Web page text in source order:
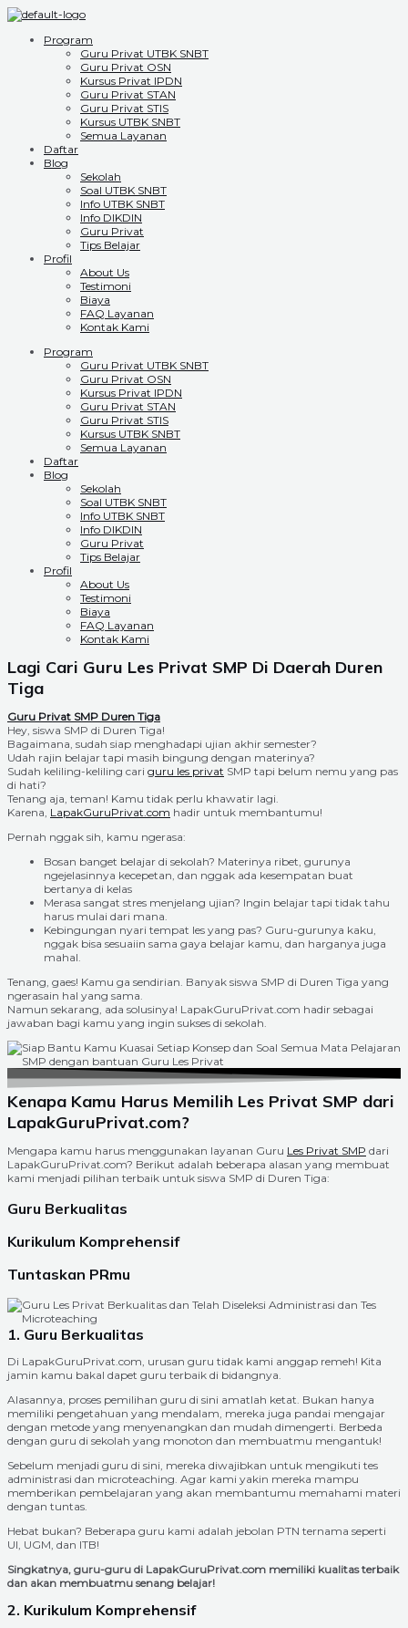
Program
Guru Privat UTBK SNBT
Guru Privat OSN
Kursus Privat IPDN
Guru Privat STAN
Guru Privat STIS
Kursus UTBK SNBT
Semua Layanan
Daftar
Blog
Sekolah
Soal UTBK SNBT
Info UTBK SNBT
Info DIKDIN
Guru Privat
Tips Belajar
Profil
About Us
Testimoni
Biaya
FAQ Layanan
Kontak Kami
Program
Guru Privat UTBK SNBT
Guru Privat OSN
Kursus Privat IPDN
Guru Privat STAN
Guru Privat STIS
Kursus UTBK SNBT
Semua Layanan
Daftar
Blog
Sekolah
Soal UTBK SNBT
Info UTBK SNBT
Info DIKDIN
Guru Privat
Tips Belajar
Profil
About Us
Testimoni
Biaya
FAQ Layanan
Kontak Kami
Lagi Cari Guru Les Privat SMP Di Daerah Duren
Tiga
Guru Privat SMP Duren Tiga
Hey, siswa SMP di Duren Tiga!
Bagaimana, sudah siap menghadapi ujian akhir semester?
Udah rajin belajar tapi masih bingung dengan materinya?
Sudah keliling-keliling cari guru les privat SMP tapi belum nemu yang pas
di hati?
Tenang aja, teman! Kamu tidak perlu khawatir lagi.
Karena, LapakGuruPrivat.com hadir untuk membantumu!
Pernah nggak sih, kamu ngerasa:
Bosan banget belajar di sekolah? Materinya ribet, gurunya
ngejelasinnya kecepetan, dan nggak ada kesempatan buat
bertanya di kelas
Merasa sangat stres menjelang ujian? Ingin belajar tapi tidak tahu
harus mulai dari mana.
Kebingungan nyari tempat les yang pas? Guru-gurunya kaku,
nggak bisa sesuaiin sama gaya belajar kamu, dan harganya juga
mahal.
Tenang, gaes! Kamu ga sendirian. Banyak siswa SMP di Duren Tiga yang
ngerasain hal yang sama.
Namun sekarang, ada solusinya! LapakGuruPrivat.com hadir sebagai
jawaban bagi kamu yang ingin sukses di sekolah.
Kenapa Kamu Harus Memilih Les Privat SMP dari
LapakGuruPrivat.com?
Mengapa kamu harus menggunakan layanan Guru Les Privat SMP dari
LapakGuruPrivat.com? Berikut adalah beberapa alasan yang membuat
kami menjadi pilihan terbaik untuk siswa SMP di Duren Tiga:
Guru Berkualitas
Kurikulum Komprehensif
Tuntaskan PRmu
1. Guru Berkualitas
Di LapakGuruPrivat.com, urusan guru tidak kami anggap remeh! Kita
jamin kamu bakal dapet guru terbaik di bidangnya.
Alasannya, proses pemilihan guru di sini amatlah ketat. Bukan hanya
memiliki pengetahuan yang mendalam, mereka juga pandai mengajar
dengan metode yang menyenangkan dan mudah dimengerti. Berbeda
dengan guru di sekolah yang monoton dan membuatmu mengantuk!
Sebelum menjadi guru di sini, mereka diwajibkan untuk mengikuti tes
administrasi dan microteaching. Agar kami yakin mereka mampu
memberikan pembelajaran yang akan membantumu memahami materi
dengan tuntas.
Hebat bukan? Beberapa guru kami adalah jebolan PTN ternama seperti
UI, UGM, dan ITB!
Singkatnya, guru-guru di LapakGuruPrivat.com memiliki kualitas terbaik
dan akan membuatmu senang belajar!
2. Kurikulum Komprehensif